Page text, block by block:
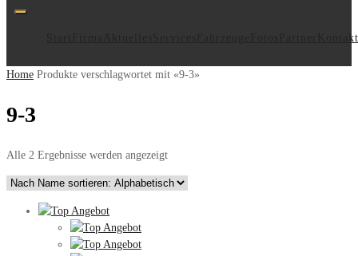
Kontakt
Home Produkte verschlagwortet mit «9-3»
9-3
Alle 2 Ergebnisse werden angezeigt